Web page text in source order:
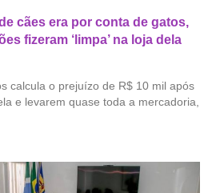
cães era por conta de gatos,
fizeram ‘limpa’ na loja dela
calcula o prejuízo de R$ 10 mil após
e levarem quase toda a mercadoria,